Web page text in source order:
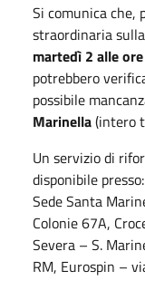
Si comunica che,
straordinaria
martedì 2 alle
potrebbero
possibile
Marinella(intero
Un servizio di
disponibile
Sede Santa
Colonie 67A,
Severa – S.
RM, Eurospin –